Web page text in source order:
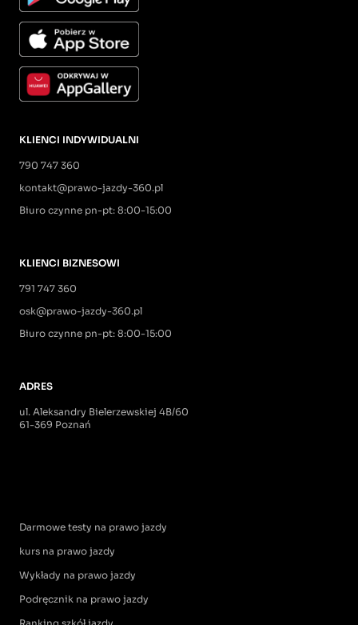
KLIENCI INDYWIDUALNI
790 747 360
kontakt@prawo-jazdy-360.pl
Biuro czynne pn-pt: 8:00-15:00
KLIENCI BIZNESOWI
791 747 360
osk@prawo-jazdy-360.pl
Biuro czynne pn-pt: 8:00-15:00
ADRES
ul. Aleksandry Bielerzewskiej 4B/60
61-369 Poznań
Darmowe testy na prawo jazdy
kurs na prawo jazdy
Wykłady na prawo jazdy
Podręcznik na prawo jazdy